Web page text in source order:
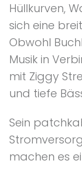
Hüllkurven,
sich eine
Obwohl
Musik in
mit Ziggy
und tiefe
Sein
machen es